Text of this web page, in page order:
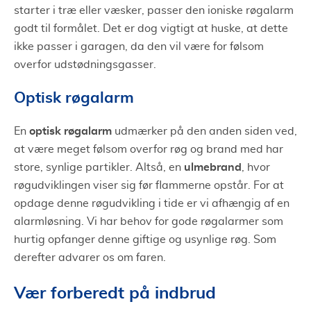
starter i træ eller væsker, passer den ioniske røgalarm
godt til formålet. Det er dog vigtigt at huske, at dette
ikke passer i garagen, da den vil være for følsom
overfor udstødningsgasser.
Optisk røgalarm
En optisk røgalarm udmærker på den anden siden ved,
at være meget følsom overfor røg og brand med har
store, synlige partikler. Altså, en ulmebrand , hvor
røgudviklingen viser sig før flammerne opstår. For at
opdage denne røgudvikling i tide er vi afhængig af en
alarmløsning. Vi har behov for gode røgalarmer som
hurtig opfanger denne giftige og usynlige røg. Som
derefter advarer os om faren.
Vær forberedt på indbrud